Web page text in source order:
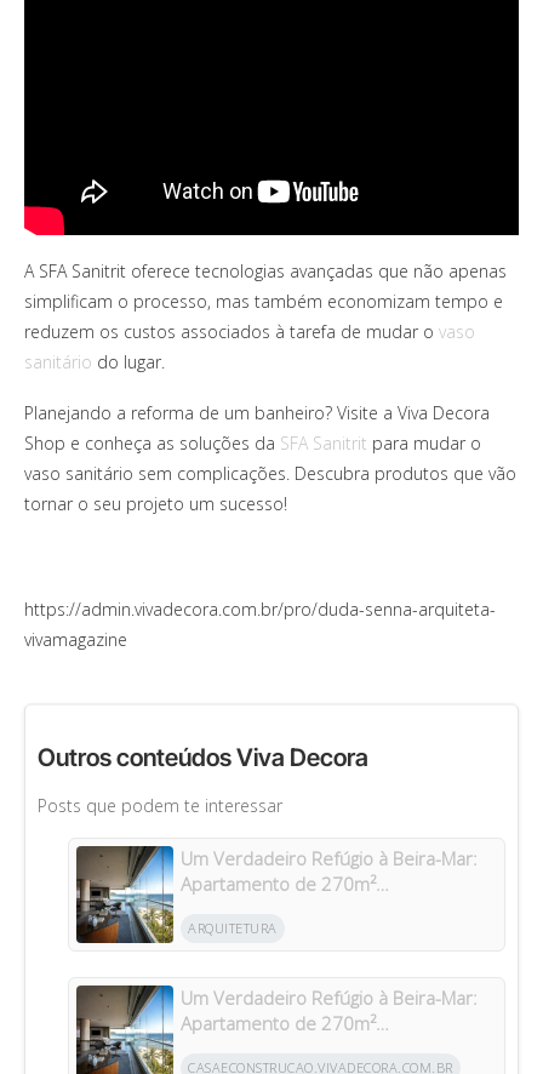
A SFA Sanitrit oferece tecnologias avançadas que não apenas
simplificam o processo, mas também economizam tempo e
reduzem os custos associados à tarefa de mudar o vaso
sanitário do lugar.
Planejando a reforma de um banheiro? Visite a Viva Decora
Shop e conheça as soluções da SFA Sanitrit para mudar o
vaso sanitário sem complicações. Descubra produtos que vão
tornar o seu projeto um sucesso!
https://admin.vivadecora.com.br/pro/duda-senna-arquiteta-
vivamagazine
Outros conteúdos Viva Decora
Posts que podem te interessar
Um Verdadeiro Refúgio à Beira-Mar:
Apartamento de 270m²
Riviera
ARQUITETURA
Um Verdadeiro Refúgio à Beira-Mar:
Apartamento de 270m²
CASAECONSTRUCAO.VIVADECORA.COM.BR